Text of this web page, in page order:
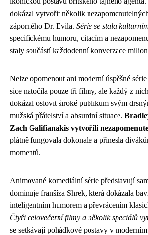
dokázal vytvořit několik
záporného Dr. Evila. Série se stala
specifickému humoru, citacím a
staly součástí každodenní konverzace
Nelze opomenout ani moderní úspěšné
sice natočila pouze tři filmy, ale každý z
dokázal oslovit široké publikum svým
mužská přátelství a absurdní situace.
Zach Galifianakis vytvořili
plátně fungovala dokonale a přinesla
momentů.
Animované komediální série představují
dominuje franšíza Shrek, která dokázala
inteligentním humorem a převrácením
Čtyři celovečerní filmy a několik speciálů
se setkávají pohádkové postavy v